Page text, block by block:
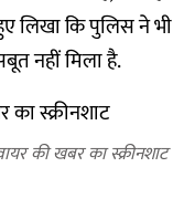
लिखा कि पुलिस ने
नहीं मिला है.
की खबर का स्क्रीनशाट